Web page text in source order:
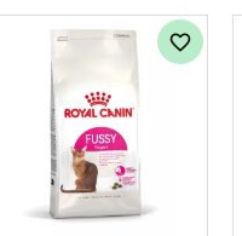
favoriter Lägg